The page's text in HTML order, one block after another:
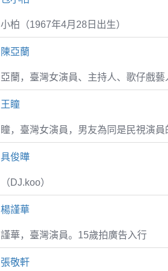
小柏（1967年4月28日出生）
陳亞蘭
亞蘭，臺灣女演員、主持人、歌仔戲藝
王瞳
瞳，臺灣女演員，男友為同是民視演
具俊曄
（DJ.koo）
楊謹華
謹華，臺灣演員。15歲拍廣告入行
張敬軒